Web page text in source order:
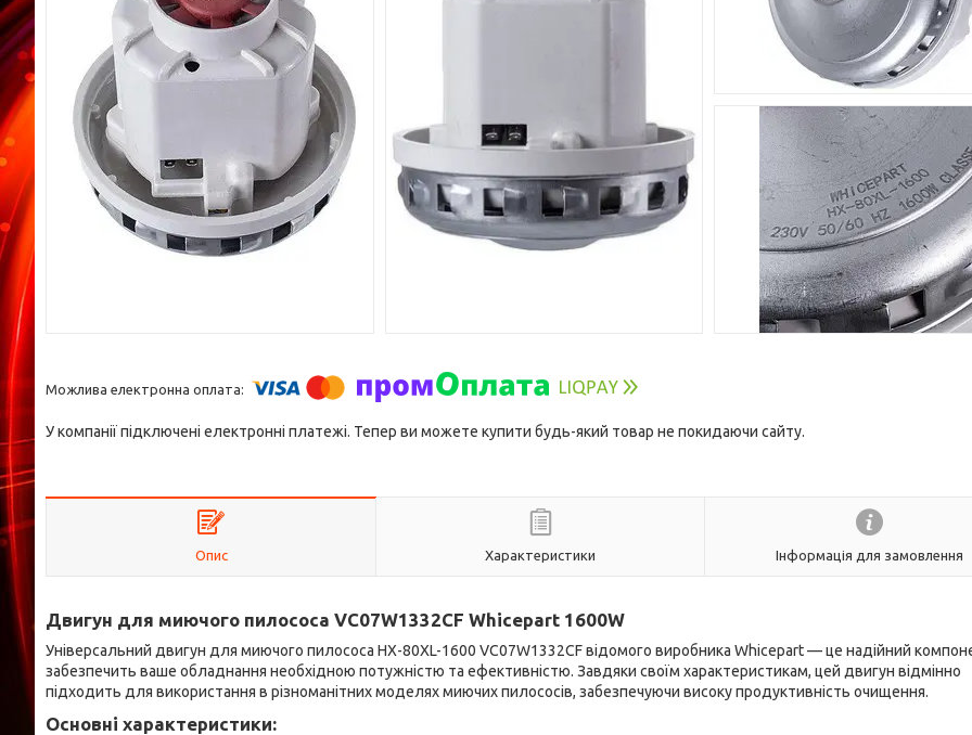
У компанії підключені електронні платежі. Тепер ви можете купити будь-який товар не покидаючи сайту.
Опис Характеристики Інформація для замовлення
Двигун для миючого пилососа VC07W1332CF Whicepart 1600W
Універсальний двигун для миючого пилососа HX-80XL-1600 VC07W1332CF відомого виробника Whicepart — це надійний
забезпечить ваше обладнання необхідною потужністю та ефективністю. Завдяки своїм характеристикам, цей двигун відмінно
підходить для використання в різноманітних моделях миючих пилососів, забезпечуючи високу продуктивність очищення.
Основні характеристики: